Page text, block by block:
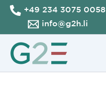
Zum
Inhalt
springen
+49 234 3075 0058
info@g2h.li